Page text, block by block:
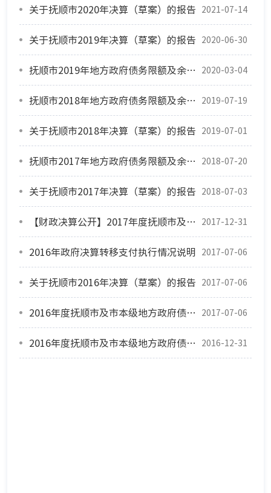
关于抚顺市2020年决算（草案）的报告 2021-07-14
关于抚顺市2019年决算（草案）的报告 2020-06-30
抚顺市2019年地方政府债务限额及余额决算情况 2020-03-04
抚顺市2018年地方政府债务限额及余额决算情况 2019-07-19
关于抚顺市2018年决算（草案）的报告 2019-07-01
抚顺市2017年地方政府债务限额及余额决算情况 2018-07-20
关于抚顺市2017年决算（草案）的报告 2018-07-03
【财政决算公开】2017年度抚顺市及市本级地方政府债务有关数据公开 2017-12-31
2016年政府决算转移支付执行情况说明 2017-07-06
关于抚顺市2016年决算（草案）的报告 2017-07-06
2016年度抚顺市及市本级地方政府债务有关数据公开 2017-07-06
2016年度抚顺市及市本级地方政府债务有关数据公开 2016-12-31